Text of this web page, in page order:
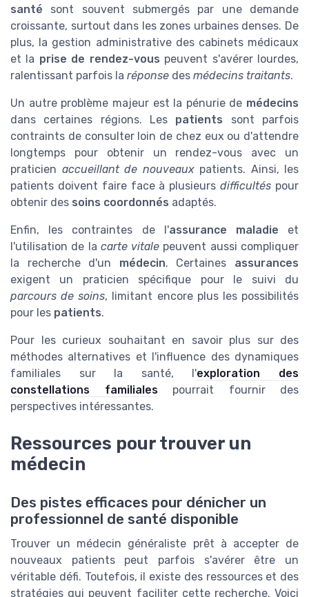
santé sont souvent submergés par une demande
croissante, surtout dans les zones urbaines denses. De
plus, la gestion administrative des cabinets médicaux
et la prise de rendez-vous peuvent s'avérer lourdes,
ralentissant parfois la réponse des médecins traitants.
Un autre problème majeur est la pénurie de médecins
dans certaines régions. Les patients sont parfois
contraints de consulter loin de chez eux ou d'attendre
longtemps pour obtenir un rendez-vous avec un
praticien accueillant de nouveauxpatients. Ainsi, les
patients doivent faire face à plusieursdifficultés pour
obtenir des soins coordonnés adaptés.
Enfin, les contraintes de l'assurance maladie et
l'utilisation de la carte vitale peuvent aussi compliquer
la recherche d'un médecin. Certaines assurances
exigent un praticien spécifique pour le suivi du
parcours de soins, limitant encore plus les possibilités
pour les patients.
Pour les curieux souhaitant en savoir plus sur des
méthodes alternatives et l'influence des dynamiques
familiales sur la santé, l'exploration des
constellations familialespourrait fournir des
perspectives intéressantes.
Ressources pour trouver un
médecin
Des pistes efficaces pour dénicher un
professionnel de santé disponible
Trouver un médecin généraliste prêt à accepter de
nouveaux patients peut parfois s'avérer être un
véritable défi. Toutefois, il existe des ressources et des
stratégies qui peuvent faciliter cette recherche. Voici